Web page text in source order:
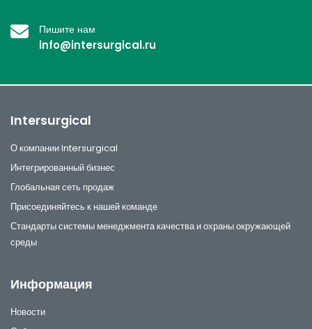
Пишите нам
info@intersurgical.ru
Intersurgical
О компании Intersurgical
Интегрированный бизнес
Глобальная сеть продаж
Присоединяйтесь к нашей команде
Стандарты системы менеджмента качества и охраны окружающей
среды
Информация
Новости